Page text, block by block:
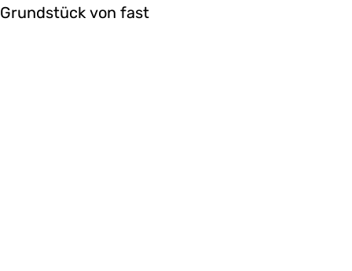
Grundstück von fast